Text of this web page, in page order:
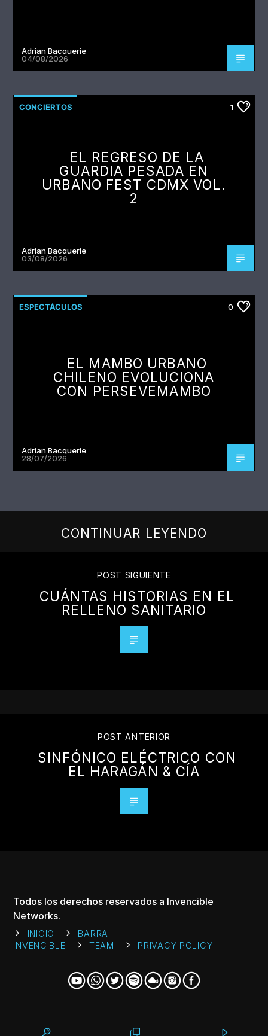
Adrian Bacquerie
04/08/2026
CONCIERTOS 1
EL REGRESO DE LA
GUARDIA PESADA EN
URBANO FEST CDMX VOL.
2
Adrian Bacquerie
03/08/2026
ESPECTÁCULOS 0
EL MAMBO URBANO
CHILENO EVOLUCIONA
CON PERSEVEMAMBO
Adrian Bacquerie
28/07/2026
CONTINUAR LEYENDO
POST SIGUIENTE
CUÁNTAS HISTORIAS EN EL
RELLENO SANITARIO
POST ANTERIOR
SINFÓNICO ELÉCTRICO CON
EL HARAGÁN & CÍA
Todos los derechos reservados a Invencible
Networks.
INICIO
BARRA
INVENCIBLE
TEAM PRIVACY POLICY